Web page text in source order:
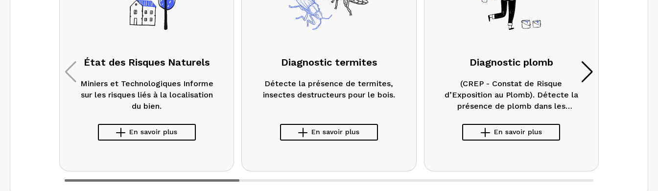
État des Risques Naturels
Miniers et Technologiques Informe
sur les risques liés à la localisation
du bien.
En savoir plus
Diagnostic termites
Détecte la présence de termites,
insectes destructeurs pour le bois.
En savoir plus
Diagnostic plomb
(CREP - Constat de Risque
d’Exposition au Plomb). Détecte la
présence de plomb dans les
En savoir plus